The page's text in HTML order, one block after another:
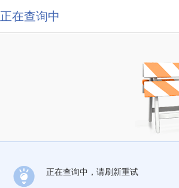
正在查询中
正在查询中，请刷新重试